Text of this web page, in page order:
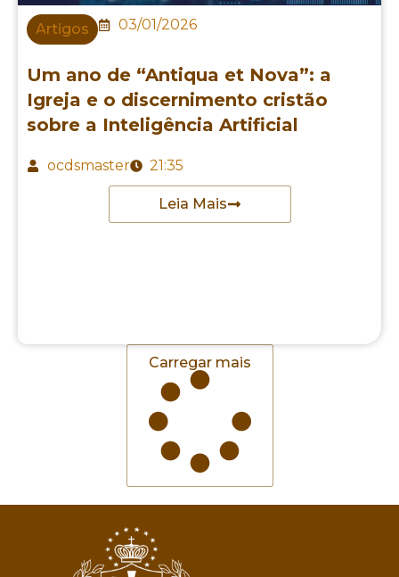
Artigos 03/01/2026
Um ano de “Antiqua et Nova”: a
Igreja e o discernimento cristão
sobre a Inteligência Artificial
ocdsmaster 21:35
Leia Mais
Carregar mais